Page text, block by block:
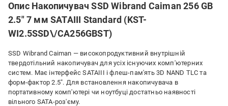
Опис Накопичувач SSD Wibrand Caiman 256 GB
2.5" 7 мм SATAIII Standard (KST-
WI2.5SSD\/CA256GBST)
SSD Wibrand Caiman — високопродуктивний внутрішній
твердотільний накопичувач для усіх існуючих комп'ютерних
систем. Має інтерфейс SATAIII і флеш-пам'ять 3D NAND TLC та
форм-фактор 2.5". Для встановлення накопичувача в
портативному комп'ютері чи ноутбуці достатньо наявності
вільного SATA-роз'єму.